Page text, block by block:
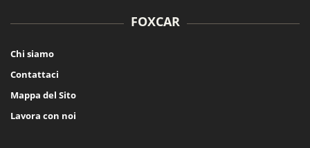
FOXCAR
Chi siamo
Contattaci
Mappa del Sito
Lavora con noi